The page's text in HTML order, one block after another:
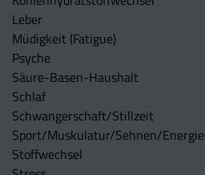
Leber
Müdigkeit (Fatigue)
Psyche
Säure-Basen-Haushalt
Schlaf
Schwangerschaft/Stillzeit
Sport/Muskulatur/Sehnen/Energie
Stoffwechsel